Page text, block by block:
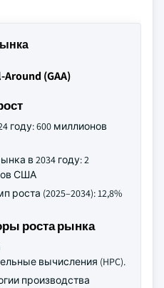
(GAA)
году: 600 миллионов
в 2034 году: 2
США
роста (2025–2034): 12,8%
роста рынка
вычисления (HPC).
производства